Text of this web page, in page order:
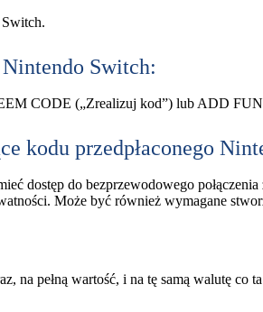
Switch:
CODE („Zrealizuj kod”) lub ADD
kodu przedpłaconego
dostęp do bezprzewodowego
Może być również wymagane
na pełną wartość, i na tę samą walutę co